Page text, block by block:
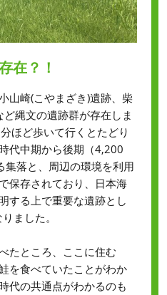
在？！
山崎(こやまざき)遺跡、柴
縄文の遺跡群が存在しま
ほど歩いて行くとたどり
代中期から後期（4,200
落と、周辺の環境を利用
保存されており、日本海
する上で重要な遺跡とし
ました。
たところ、ここに住む
を食べていたことがわか
代の共通点がわかるのも